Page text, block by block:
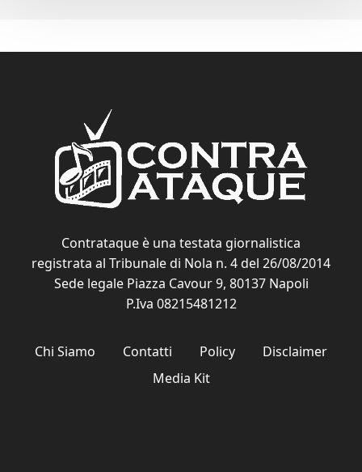
Contrataque è una testata giornalistica
registrata al Tribunale di Nola n. 4 del 26/08/2014
Sede legale Piazza Cavour 9, 80137 Napoli
P.Iva 08215481212
Chi Siamo Contatti Policy
Disclaimer
Media Kit